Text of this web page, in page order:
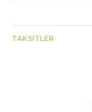
TAKSITLER